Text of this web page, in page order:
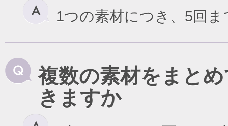
1つの素材につき、5回
複数の素材をまと
きますか